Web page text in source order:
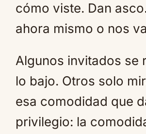
cómo viste. Dan
ahora mismo o nos
Algunos invitados se
lo bajo. Otros solo
esa comodidad que
privilegio: la